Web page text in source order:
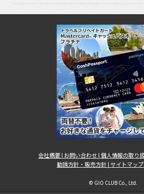
会社概要 | お問い合わせ |個人情報の取り
勧誘方針・販売方針 |サイトマップ
© GIO CLUB Co., Ltd.